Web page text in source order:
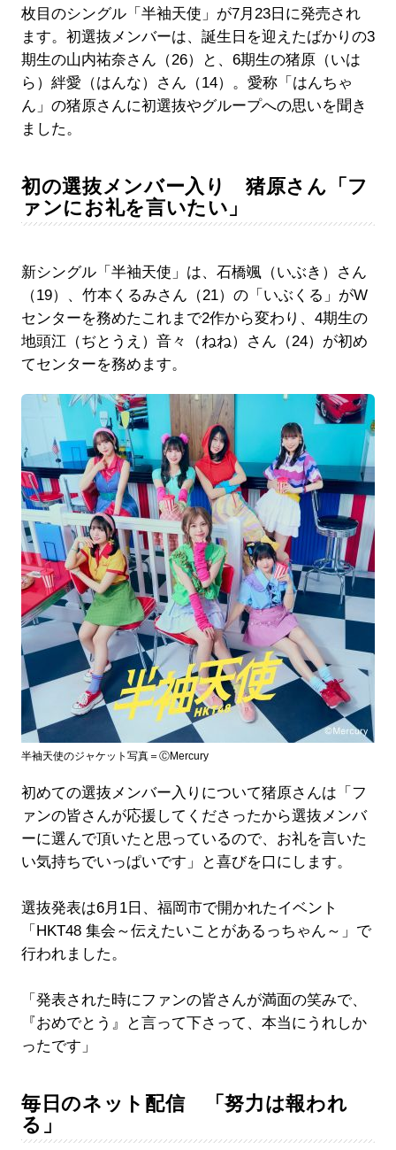
枚目のシングル「半袖天使」が7月23日に発売され
ます。初選抜メンバーは、誕生日を迎えたばかりの3
期生の山内祐奈さん（26）と、6期生の猪原（いは
ら）絆愛（はんな）さん（14）。愛称「はんちゃ
ん」の猪原さんに初選抜やグループへの思いを聞き
ました。
初の選抜メンバー入り 猪原さん「フ
ァンにお礼を言いたい」
新シングル「半袖天使」は、石橋颯（いぶき）さん
（19）、竹本くるみさん（21）の「いぶくる」がW
センターを務めたこれまで2作から変わり、4期生の
地頭江（ぢとうえ）音々（ねね）さん（24）が初め
てセンターを務めます。
半袖天使のジャケット写真＝ⒸMercury
初めての選抜メンバー入りについて猪原さんは「フ
ァンの皆さんが応援してくださったから選抜メンバ
ーに選んで頂いたと思っているので、お礼を言いた
い気持ちでいっぱいです」と喜びを口にします。
選抜発表は6月1日、福岡市で開かれたイベント
「HKT48 集会～伝えたいことがあるっちゃん～」で
行われました。
「発表された時にファンの皆さんが満面の笑みで、
『おめでとう』と言って下さって、本当にうれしか
ったです」
毎日のネット配信 「努力は報われ
る」